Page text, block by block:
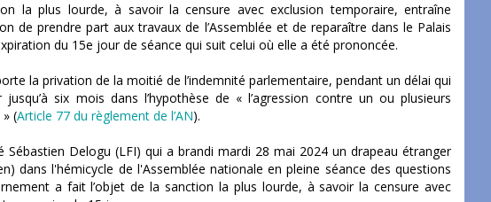
la plus lourde, à savoir la censure avec exclusion temporaire, entraîne
de prendre part aux travaux de l’Assemblée et de reparaître dans le Palais
du 15e jour de séance qui suit celui où elle a été prononcée.
la privation de la moitié de l’indemnité parlementaire, pendant un délai qui
jusqu’à six mois dans l’hypothèse de « l’agression contre un ou plusieurs
(Article 77 du règlement de l’AN).
Sébastien Delogu (LFI) qui a brandi mardi 28 mai 2024 un drapeau étranger
dans l'hémicycle de l'Assemblée nationale en pleine séance des questions
a fait l’objet de la sanction la plus lourde, à savoir la censure avec